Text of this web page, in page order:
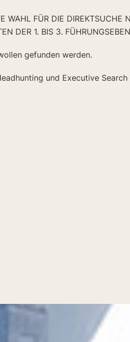
WAHL FÜR DIE DIREKTSUCHE
DER 1. BIS 3.
gefunden werden.
und Executive